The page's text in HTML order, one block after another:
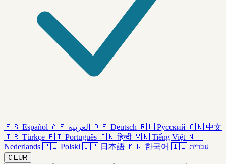
🇪🇸 Español 🇦🇪 العربية 🇩🇪 Deutsch 🇷🇺 Русский 🇨🇳 中文
🇹🇷 Türkçe 🇵🇹 Português 🇮🇳 हिन्दी 🇻🇳 Tiếng Việt 🇳🇱
Nederlands 🇵🇱 Polski 🇯🇵 日本語 🇰🇷 한국어 🇮🇱 עברית
€ EUR